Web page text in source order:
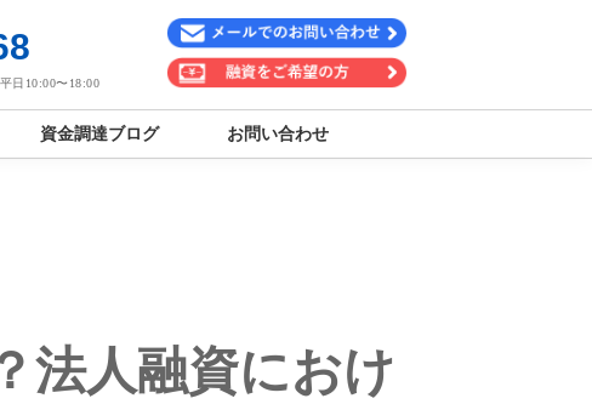
日10:00〜18:00
資金調達ブログ お問い合わせ
法人融資におけ